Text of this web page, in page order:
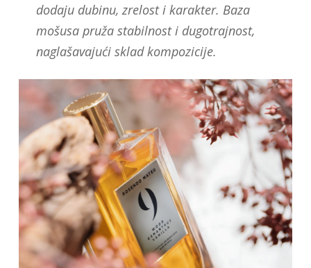
dodaju dubinu, zrelost i karakter. Baza
mošusa pruža stabilnost i dugotrajnost,
naglašavajući sklad kompozicije.